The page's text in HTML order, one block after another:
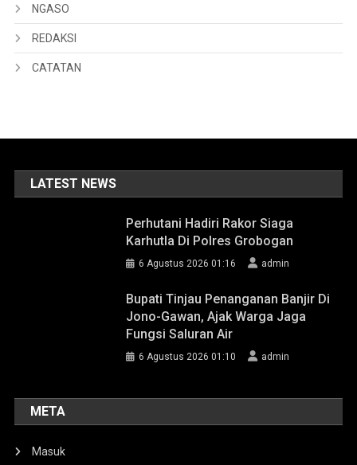
NGASO
REDAKSI
CATATAN
LATEST NEWS
Perhutani Hadiri Rakor Siaga
Karhutla Di Polres Grobogan
6 Agustus 2026 01:16 admin
Bupati Tinjau Penanganan Banjir Di
Jono-Gawan, Ajak Warga Jaga
Fungsi Saluran Air
6 Agustus 2026 01:10 admin
META
Masuk